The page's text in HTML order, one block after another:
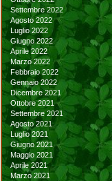
Settembre 2022
Agosto 2022
Luglio 2022
Giugno 2022
Aprile 2022
Marzo 2022
Febbraio 2022
Gennaio 2022
Dicembre 2021
Ottobre 2021
Settembre 2021
Agosto 2021
Luglio 2021
Giugno 2021
Maggio 2021
Aprile 2021
Marzo 2021